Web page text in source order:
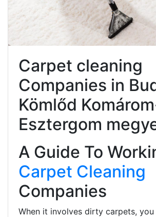
Carpet cleaning
Companies in
Kömlőd
Esztergom
A Guide To
Carpet Cleaning
Companies
When it involves dirty carpets,